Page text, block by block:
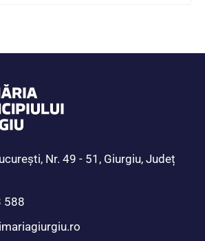
Nr. 49 - 51, Giurgiu, Județ
588